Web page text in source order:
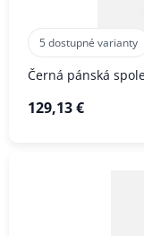
5 dostupné varianty
Černá pánská
129,13 €